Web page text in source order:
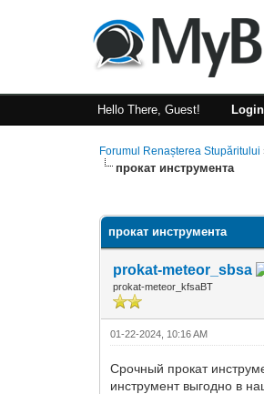
Hello There, Guest! Login
Forumul Renașterea Stupăritului
прокат инструмента
прокат инструмента
prokat-meteor_sbsa
prokat-meteor_kfsaBT
01-22-2024, 10:16 AM
Срочный прокат
инструмент выгодно в